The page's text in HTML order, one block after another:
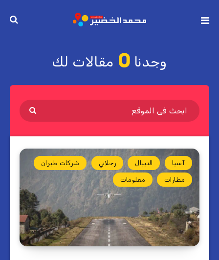
وجدنا 0 مقالات لك
آسيا النيبال رحلاتي شركات طيران
مطارات معلومات